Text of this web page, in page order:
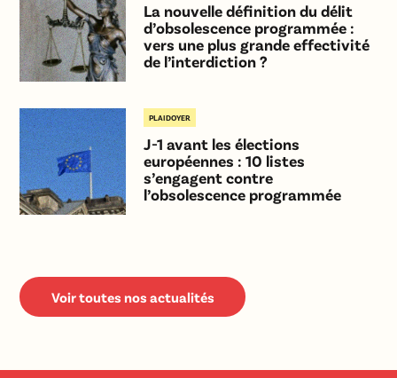
La nouvelle définition du délit
d’obsolescence programmée :
vers une plus grande effectivité
de l’interdiction ?
PLAIDOYER
J-1 avant les élections
européennes : 10 listes
s’engagent contre
l’obsolescence programmée
Voir toutes nos actualités